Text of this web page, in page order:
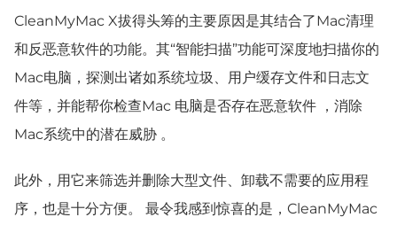
CleanMyMac X拔得头筹的主要原因是其结合了Mac清理
和反恶意软件的功能。其“智能扫描”功能可深度地扫描你的
Mac电脑，探测出诸如系统垃圾、用户缓存文件和日志文
件等，并能帮你检查Mac 电脑是否存在恶意软件 ，消除
Mac系统中的潜在威胁 。
此外，用它来筛选并删除大型文件、卸载不需要的应用程
序，也是十分方便。 最令我感到惊喜的是，CleanMyMac